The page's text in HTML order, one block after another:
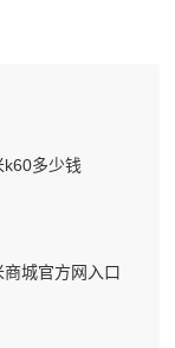
k60多少钱
城官方网入口